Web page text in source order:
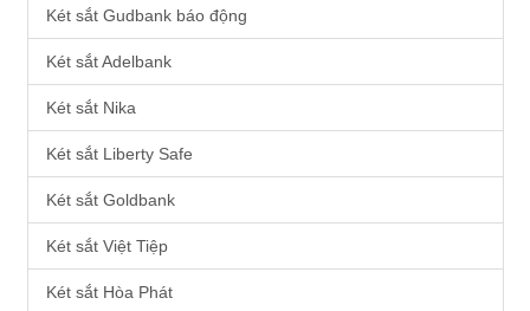
Két sắt Gudbank báo động
Két sắt Adelbank
Két sắt Nika
Két sắt Liberty Safe
Két sắt Goldbank
Két sắt Việt Tiệp
Két sắt Hòa Phát